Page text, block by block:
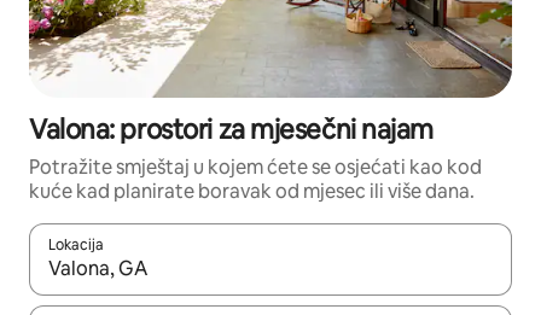
Valona: prostori za mjesečni najam
Potražite smještaj u kojem ćete se osjećati kao kod
kuće kad planirate boravak od mjesec ili više dana.
Lokacija
Kada budu dostupni rezultati, moći ćete ih pregledati